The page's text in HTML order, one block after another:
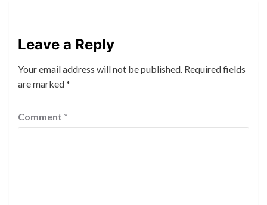
Leave a Reply
Your email address will not be published. Required fields
are marked*
Comment *